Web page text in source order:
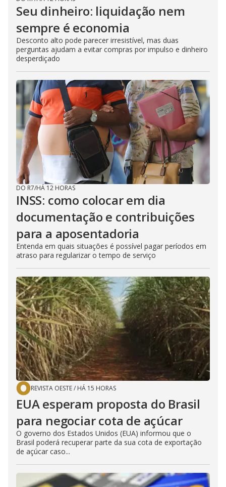
Seu dinheiro: liquidação nem
sempre é economia
Desconto alto pode parecer irresistível, mas duas
perguntas ajudam a evitar compras por impulso e dinheiro
desperdiçado
DO R7/HÁ 12 HORAS
INSS: como colocar em dia
documentação e contribuições
para a aposentadoria
Entenda em quais situações é possível pagar períodos em
atraso para regularizar o tempo de serviço
REVISTA OESTE/ HÁ 15 HORAS
EUA esperam proposta do Brasil
para negociar cota de açúcar
O governo dos Estados Unidos (EUA) informou que o
Brasil poderá recuperar parte da sua cota de exportação
de açúcar caso...